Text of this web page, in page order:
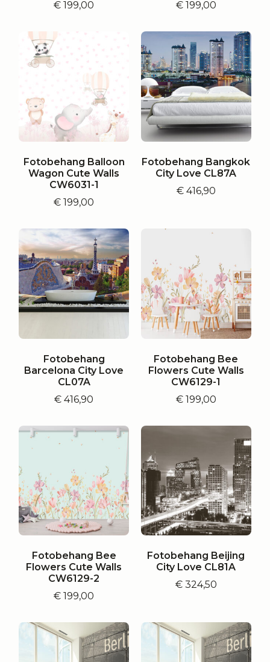
€ 199,00
€199,00
Fotobehang Balloon
Wagon Cute Walls
CW6031-1
€ 199,00
Fotobehang Bangkok
City Love CL87A
€416,90
Fotobehang
Barcelona City Love
CL07A
€ 416,90
Fotobehang Bee
Flowers Cute Walls
CW6129-1
€199,00
Fotobehang Bee
Flowers Cute Walls
CW6129-2
€ 199,00
Fotobehang Beijing
City Love CL81A
€324,50